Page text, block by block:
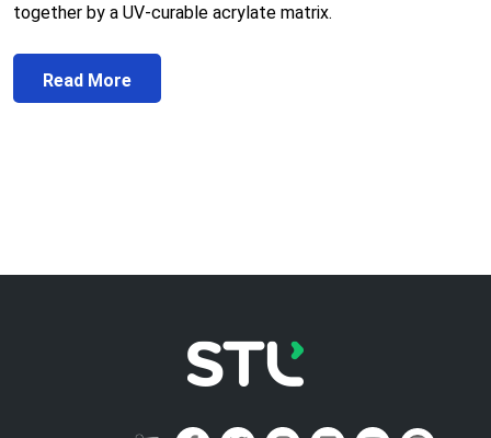
together by a UV-curable acrylate matrix.
Read More